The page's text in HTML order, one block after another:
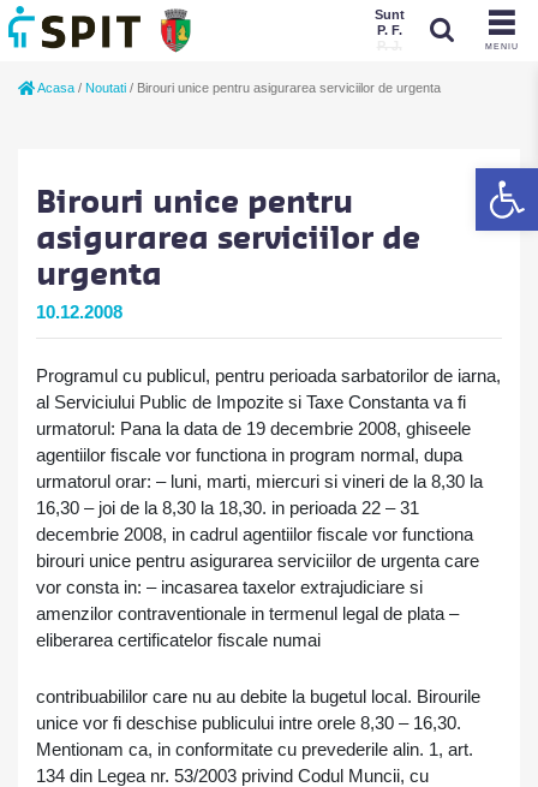
MENIU
Sunt
P. F.
P. J.
Acasa / Noutati / Birouri unice pentru asigurarea serviciilor de urgenta
Birouri unice pentru
asigurarea serviciilor de
urgenta
10.12.2008
Programul cu publicul, pentru perioada sarbatorilor de iarna,
al Serviciului Public de Impozite si Taxe Constanta va fi
urmatorul: Pana la data de 19 decembrie 2008, ghiseele
agentiilor fiscale vor functiona in program normal, dupa
urmatorul orar: – luni, marti, miercuri si vineri de la 8,30 la
16,30 – joi de la 8,30 la 18,30. in perioada 22 – 31
decembrie 2008, in cadrul agentiilor fiscale vor functiona
birouri unice pentru asigurarea serviciilor de urgenta care
vor consta in: – incasarea taxelor extrajudiciare si
amenzilor contraventionale in termenul legal de plata –
eliberarea certificatelor fiscale numai
contribuabililor care nu au debite la bugetul local. Birourile
unice vor fi deschise publicului intre orele 8,30 – 16,30.
Mentionam ca, in conformitate cu prevederile alin. 1, art.
134 din Legea nr. 53/2003 privind Codul Muncii, cu